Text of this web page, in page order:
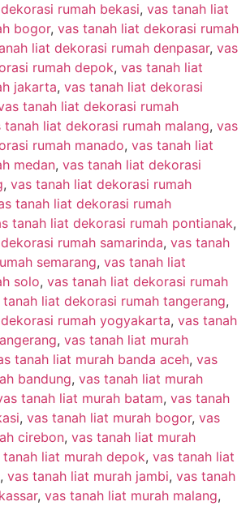
rumah bekasi, vas tanah liat
bogor, vas tanah liat dekorasi rumah
liat dekorasi rumah denpasar, vas
rumah depok, vas tanah liat
jakarta, vas tanah liat dekorasi
tanah liat dekorasi rumah
tanah liat dekorasi rumah malang, vas
rumah manado, vas tanah liat
medan, vas tanah liat dekorasi
, vas tanah liat dekorasi rumah
tanah liat dekorasi rumah
tanah liat dekorasi rumah pontianak,
rumah samarinda, vas tanah
semarang, vas tanah liat
solo, vas tanah liat dekorasi rumah
tanah liat dekorasi rumah tangerang,
rumah yogyakarta, vas tanah
, vas tanah liat murah
tanah liat murah banda aceh, vas
bandung, vas tanah liat murah
tanah liat murah batam, vas tanah
, vas tanah liat murah bogor, vas
cirebon, vas tanah liat murah
tanah liat murah depok, vas tanah liat
, vas tanah liat murah jambi, vas tanah
, vas tanah liat murah malang,